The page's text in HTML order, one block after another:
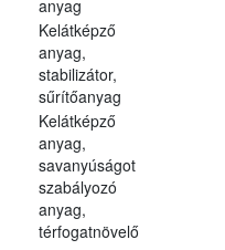
anyag
Kelátképző
anyag,
stabilizátor,
sűrítőanyag
Kelátképző
anyag,
savanyúságot
szabályozó
anyag,
térfogatnövelő